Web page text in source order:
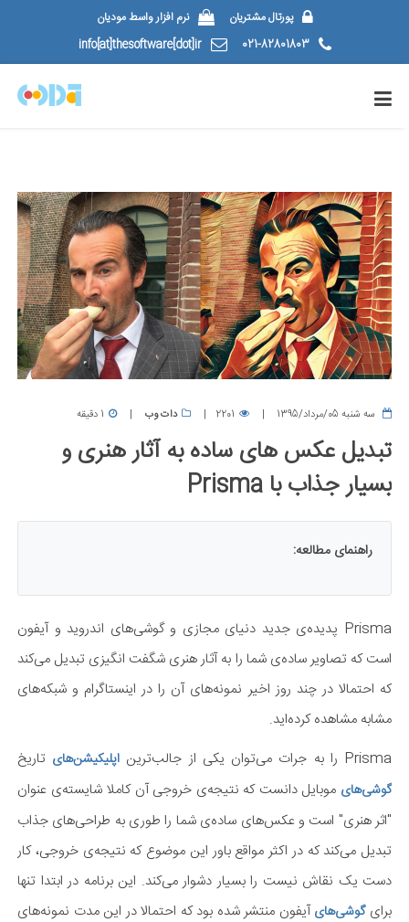
پورتال مشتریان
نرم افزار واسط مودیان
021-82801803
info[at]thesoftware[dot]ir
سه شنبه 05/مرداد/1395 2201 دات وب 1 دقیقه
تبدیل عکس های ساده به آثار هنری و
بسیار جذاب با Prisma
راهنمای مطالعه:
Prisma پدیده‌ی جدید دنیای مجازی و گوشی‌های اندروید و آیفون
است که تصاویر ساده‌ی شما را به آثار هنری شگفت انگیزی تبدیل می‌کند
که احتمالا در چند روز اخیر نمونه‌های آن را در اینستاگرام و شبکه‌های
مشابه مشاهده کرده‌اید.
Prisma را به جرات می‌توان یکی از جالب‌ترین
اپلیکیشن‌های تاریخ
گوشی‌های موبایل دانست که نتیجه‌ی خروجی آن کاملا شایسته‌ی عنوان
"اثر هنری" است و عکس‌های ساده‌ی شما را طوری به طراحی‌های جذاب
تبدیل می‌کند که در اکثر مواقع باور این موضوع که نتیجه‌ی خروجی، کار
دست یک نقاش نیست را بسیار دشوار می‌کند. این برنامه در ابتدا تنها
برایگوشی‌هایآیفون منتشر شده بود که احتمالا در این مدت نمونه‌های